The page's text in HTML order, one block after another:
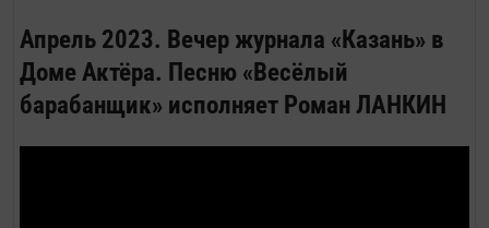
Апрель 2023. Вечер журнала «Казань» в
Доме Актёра. Песню «Весёлый
барабанщик» исполняет Роман ЛАНКИН